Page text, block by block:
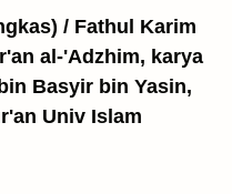
/ Fathul Karim
al-'Adzhim, karya
Basyir bin Yasin,
Univ Islam